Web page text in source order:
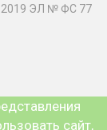
ЭЛ № ФС 77
сайт,